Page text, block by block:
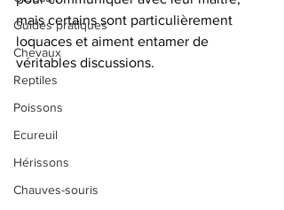
Guides pratiques
Chevaux
Reptiles
Poissons
Ecureuil
Hérissons
Chauves-souris
mais certains sont particulièrement
loquaces et aiment entamer de
véritables discussions.